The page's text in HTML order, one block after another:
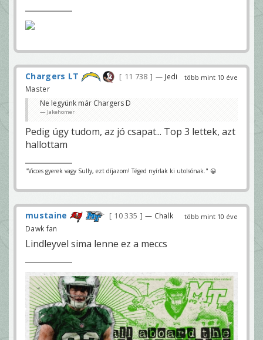
több mint 10 éve
Chargers LT 11 738
— Jedi
Master
Ne legyünk már Chargers D
Jakehomer
Pedig úgy tudom, az jó csapat... Top 3 lettek, azt
hallottam
"Vicces gyerek vagy Sully, ezt díjazom! Téged nyírlak ki utolsónak." 😀
több mint 10 éve
mustaine 10 335
— Chalk
Dawk fan
Lindleyvel sima lenne ez a meccs